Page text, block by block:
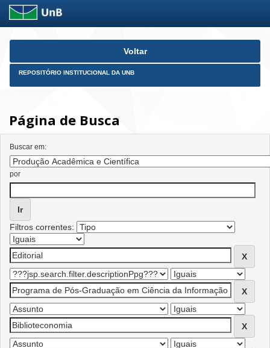
Skip
Voltar
REPOSITÓRIO INSTITUCIONAL DA UNB
Página de Busca
Buscar em:
por
Filtros correntes: